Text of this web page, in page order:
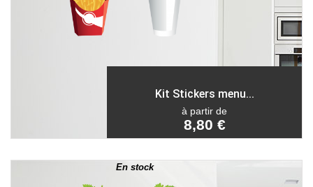
Kit Stickers menu...
à partir de
8,80 €
En stock